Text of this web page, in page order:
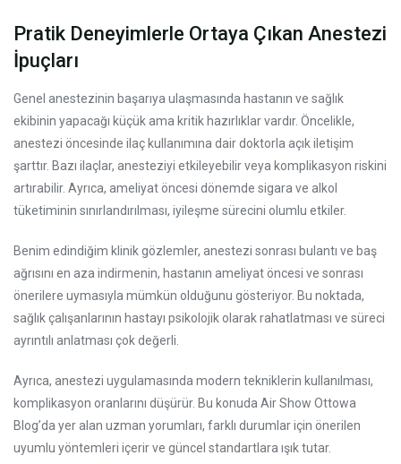
Pratik Deneyimlerle Ortaya Çıkan Anestezi
İpuçları
Genel anestezinin başarıya ulaşmasında hastanın ve sağlık
ekibinin yapacağı küçük ama kritik hazırlıklar vardır. Öncelikle,
anestezi öncesinde ilaç kullanımına dair doktorla açık iletişim
şarttır. Bazı ilaçlar, anesteziyi etkileyebilir veya komplikasyon riskini
artırabilir. Ayrıca, ameliyat öncesi dönemde sigara ve alkol
tüketiminin sınırlandırılması, iyileşme sürecini olumlu etkiler.
Benim edindiğim klinik gözlemler, anestezi sonrası bulantı ve baş
ağrısını en aza indirmenin, hastanın ameliyat öncesi ve sonrası
önerilere uymasıyla mümkün olduğunu gösteriyor. Bu noktada,
sağlık çalışanlarının hastayı psikolojik olarak rahatlatması ve süreci
ayrıntılı anlatması çok değerli.
Ayrıca, anestezi uygulamasında modern tekniklerin kullanılması,
komplikasyon oranlarını düşürür. Bu konuda Air Show Ottowa
Blog’da yer alan uzman yorumları, farklı durumlar için önerilen
uyumlu yöntemleri içerir ve güncel standartlara ışık tutar.